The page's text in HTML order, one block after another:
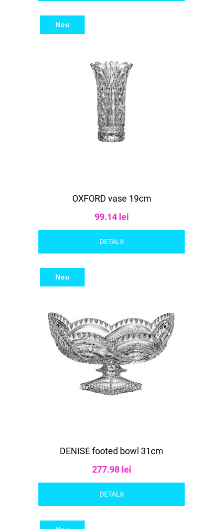
OXFORD vase 19cm
99.14 lei
DETALII
Nou
DENISE footed bowl 31cm
277.98 lei
DETALII
Nou